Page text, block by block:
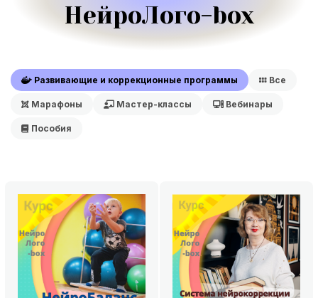
НейроЛого-box
Развивающие и коррекционные программы Все
Марафоны Мастер-классы Вебинары
Пособия